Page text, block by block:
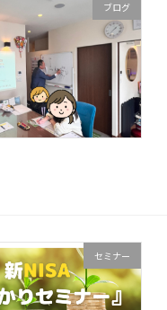
ブログ
セミナー